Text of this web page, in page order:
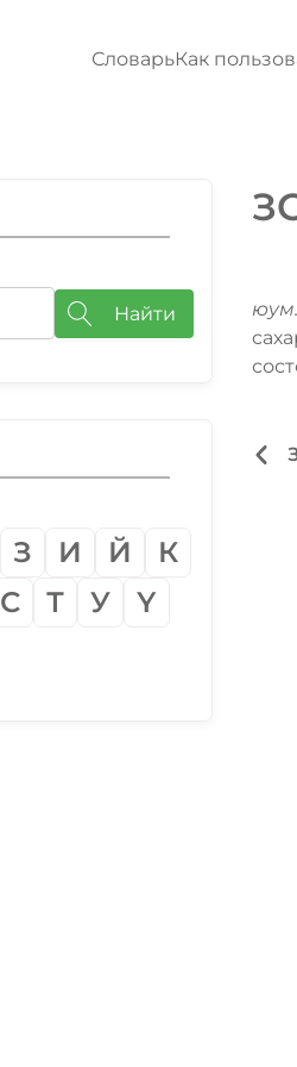
СловарьКак
Найти
З И Й
К
С Т У
Ү